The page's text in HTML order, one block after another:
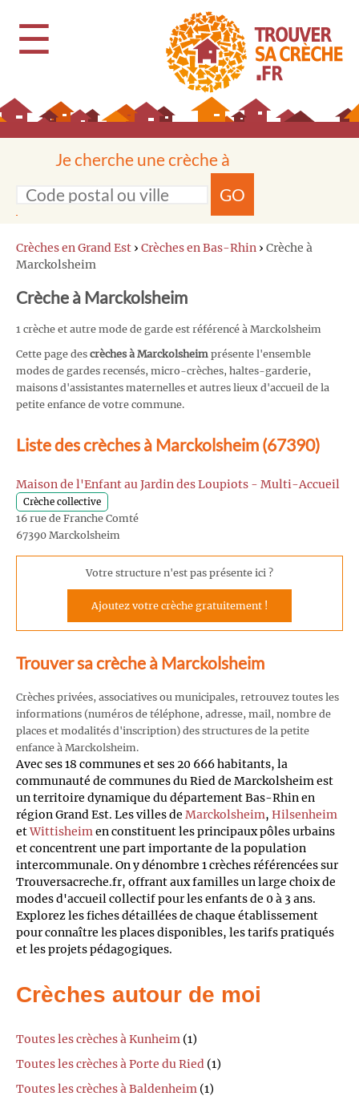
☰
Je cherche une crèche à
GO
Crèches en Grand Est › Crèches en Bas-Rhin › Crèche à
Marckolsheim
Crèche à Marckolsheim
1 crèche et autre mode de garde est référencé à Marckolsheim
Cette page des crèches à Marckolsheim présente l'ensemble
modes de gardes recensés, micro-crèches, haltes-garderie,
maisons d'assistantes maternelles et autres lieux d'accueil de la
petite enfance de votre commune.
Liste des crèches à Marckolsheim (67390)
Maison de l'Enfant au Jardin des Loupiots - Multi-Accueil
Crèche collective
16 rue de Franche Comté
67390 Marckolsheim
Votre structure n'est pas présente ici ?
Ajoutez votre crèche gratuitement !
Trouver sa crèche à Marckolsheim
Crèches privées, associatives ou municipales, retrouvez toutes les
informations (numéros de téléphone, adresse, mail, nombre de
places et modalités d'inscription) des structures de la petite
enfance à Marckolsheim.
Avec ses 18 communes et ses 20 666 habitants, la
communauté de communes du Ried de Marckolsheim est
un territoire dynamique du département Bas-Rhin en
région Grand Est. Les villes de Marckolsheim, Hilsenheim
etWittisheimen constituent les principaux pôles urbains
et concentrent une part importante de la population
intercommunale. On y dénombre 1 crèches référencées sur
Trouversacreche.fr, offrant aux familles un large choix de
modes d'accueil collectif pour les enfants de 0 à 3 ans.
Explorez les fiches détaillées de chaque établissement
pour connaître les places disponibles, les tarifs pratiqués
et les projets pédagogiques.
Crèches autour de moi
Toutes les crèches à Kunheim (1)
Toutes les crèches à Porte du Ried (1)
Toutes les crèches à Baldenheim (1)